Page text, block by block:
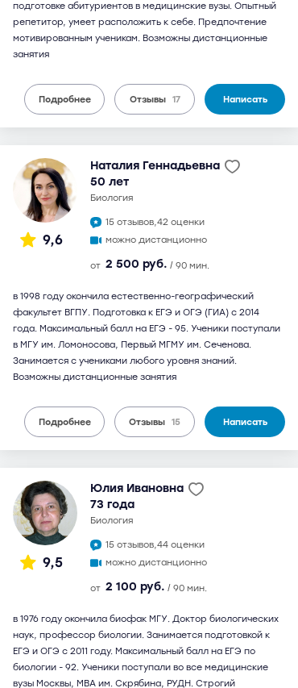
подготовке абитуриентов в медицинские вузы. Опытный
репетитор, умеет расположить к себе. Предпочтение
мотивированным ученикам. Возможны дистанционные
занятия
Подробнее Отзывы 17 Написать
9,6
Наталия Геннадьевна
50 лет
биология
15 отзывов,42 оценки
можно дистанционно
от 2 500 руб. / 90 мин.
в 1998 году окончила естественно-географический
факультет ВГПУ. Подготовка к ЕГЭ и ОГЭ (ГИА) с 2014
года. Максимальный балл на ЕГЭ - 95. Ученики поступали
в МГУ им. Ломоносова, Первый МГМУ им. Сеченова.
Занимается с учениками любого уровня знаний.
Возможны дистанционные занятия
Подробнее Отзывы 15 Написать
9,5
Юлия Ивановна
73 года
биология
15 отзывов,44 оценки
можно дистанционно
от 2 100 руб. / 90 мин.
в 1976 году окончила биофак МГУ. Доктор биологических
наук, профессор биологии. Занимается подготовкой к
ЕГЭ и ОГЭ с 2011 году. Максимальный балл на ЕГЭ по
биологии - 92. Ученики поступали во все медицинские
вузы Москвы, МВА им. Скрябина, РУДН. Строгий